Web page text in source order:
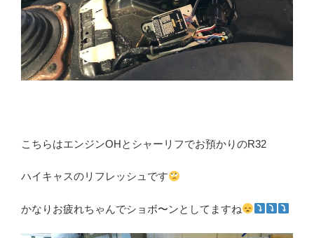
こちらはエンジンOHとシャーリフでお預かりのR32
ハイキャスのリフレッシュです
かなりお疲れちゃんでショボ〜ンとしてますね